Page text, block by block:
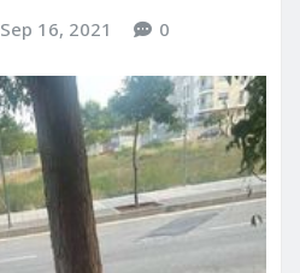
Sep 16, 2021 0